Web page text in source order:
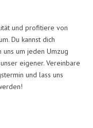
und profitiere von
Du kannst dich
um jeden Umzug
eigener. Vereinbare
und lass uns